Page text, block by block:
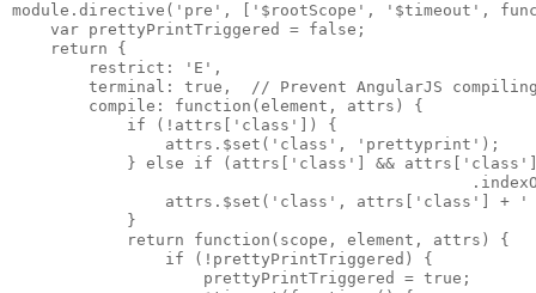
module.directive('pre', ['$rootScope', '$timeout',
    var prettyPrintTriggered = false;
    return {
        restrict: 'E',
terminal: true,  // Prevent AngularJS
        compile: function(element, attrs) {
            if (!attrs['class']) {
                attrs.$set('class', 'prettyprint');
} else if (attrs['class'] &&
attrs.$set('class', attrs['class'] + '
            }
            return function(scope, element, attrs) {
                if (!prettyPrintTriggered) {
                    prettyPrintTriggered = true;